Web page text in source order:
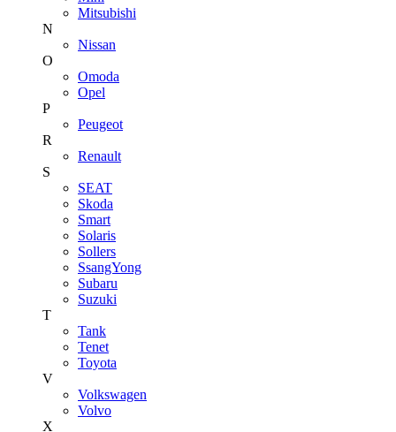
Mitsubishi
N
Nissan
O
Omoda
Opel
P
Peugeot
R
Renault
S
SEAT
Skoda
Smart
Solaris
Sollers
SsangYong
Subaru
Suzuki
T
Tank
Tenet
Toyota
V
Volkswagen
Volvo
X